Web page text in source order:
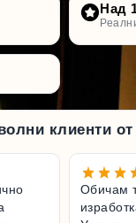
Над
клиенти от
Обичам